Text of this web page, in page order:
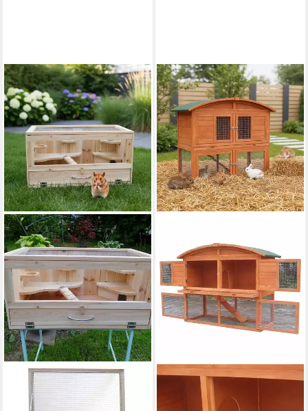
MELKO
Kleintierkäfig Hamsterkäfig
Kleintierkäfig Gehege Holz
MELKO
Kleintierkäfig Kaninchenstall
Freigehege Freilauf aus Holz